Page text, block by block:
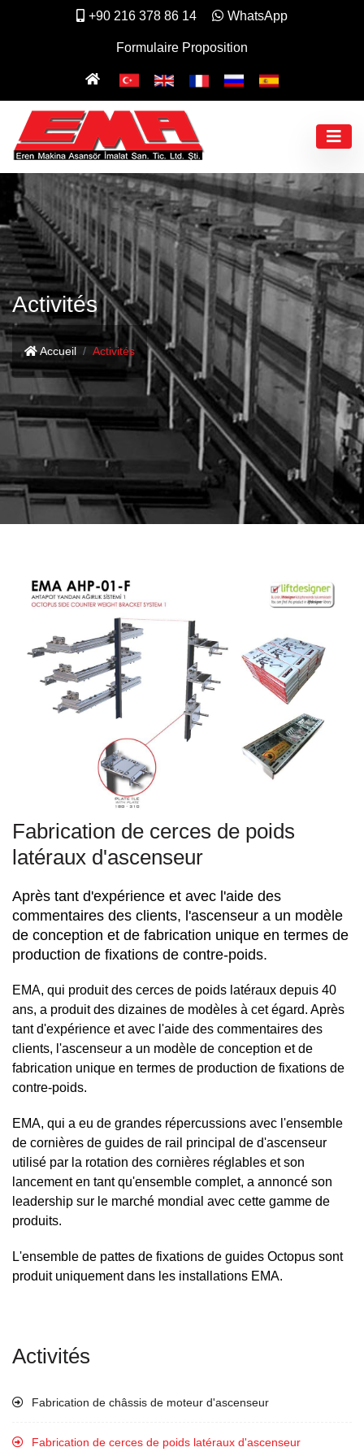
+90 216 378 86 14 WhatsApp
Formulaire Proposition
Activités
Accueil Activités
Fabrication de cerces de poids
latéraux d'ascenseur
Après tant d'expérience et avec l'aide des
commentaires des clients, l'ascenseur a un modèle
de conception et de fabrication unique en termes de
production de fixations de contre-poids.
EMA, qui produit des cerces de poids latéraux depuis 40
ans, a produit des dizaines de modèles à cet égard. Après
tant d'expérience et avec l'aide des commentaires des
clients, l'ascenseur a un modèle de conception et de
fabrication unique en termes de production de fixations de
contre-poids.
EMA, qui a eu de grandes répercussions avec l'ensemble
de cornières de guides de rail principal de d'ascenseur
utilisé par la rotation des cornières réglables et son
lancement en tant qu'ensemble complet, a annoncé son
leadership sur le marché mondial avec cette gamme de
produits.
L'ensemble de pattes de fixations de guides Octopus sont
produit uniquement dans les installations EMA.
Activités
Fabrication de châssis de moteur d'ascenseur
Fabrication de cerces de poids latéraux d'ascenseur